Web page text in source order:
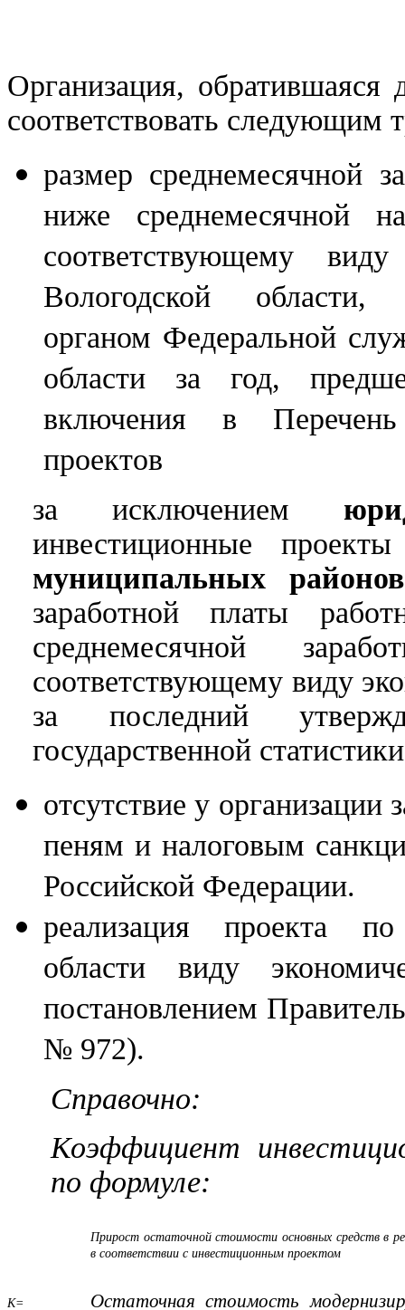
Организация,
соответствовать следующим
размер среднемесячной
ниже среднемесячной
соответствующему
Вологодской области,
органом Федеральной
области за год,
включения в Перечень
проектов
за исключением
инвестиционные
муниципальных районов
заработной платы
среднемесячной
соответствующему виду
за последний
государственной
отсутствие у
пеням и налоговым
Российской Федерации.
реализация проекта
области виду
постановлением
№ 972).
Справочно:
Коэффициент
по формуле:
К=
Прирост остаточной стоимости основных средств в
в соответствии с инвестиционным проектом
Остаточная стоимость